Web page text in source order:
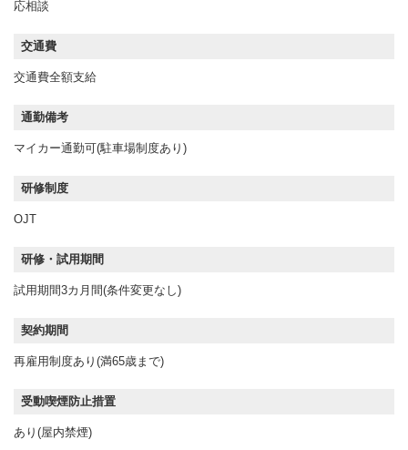
応相談
交通費
交通費全額支給
通勤備考
マイカー通勤可(駐車場制度あり)
研修制度
OJT
研修・試用期間
試用期間3カ月間(条件変更なし)
契約期間
再雇用制度あり(満65歳まで)
受動喫煙防止措置
あり(屋内禁煙)